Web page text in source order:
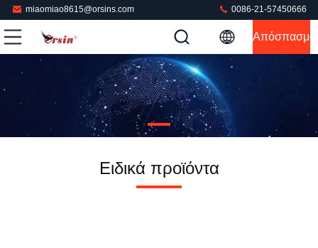
miaomiao8615@orsins.com 0086-21-57450666
Απόσπασμα
Ειδικά προϊόντα